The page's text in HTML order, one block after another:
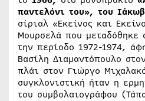
παντελόνι του», του
σίριαλ «Εκείνος και
Μουρσελά που μεταδόθηκε
την περίοδο 1972-1974,
Βασίλη Διαμαντόπουλο
πλάι στον Γιώργο
συγκλονιστική ήταν η
του συμβολαιογράφου